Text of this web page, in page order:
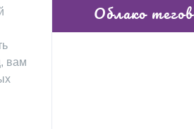
вам
Облако тегов